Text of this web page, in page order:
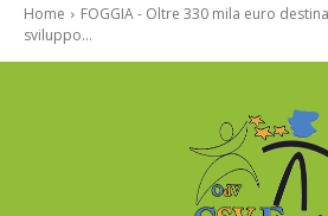
Home
FOGGIA - Oltre 330 mila euro
sviluppo...